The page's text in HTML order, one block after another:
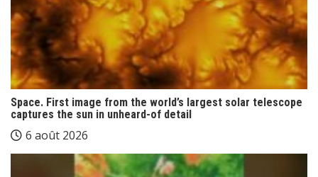
Space. First image from the world’s largest solar telescope
captures the sun in unheard-of detail
6 août 2026